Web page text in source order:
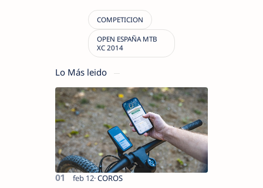
Lo Más leido